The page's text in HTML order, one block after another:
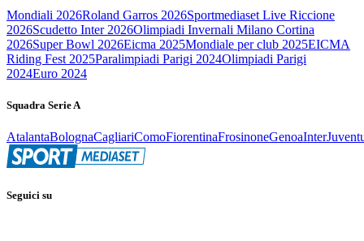
Mondiali 2026Roland Garros 2026Sportmediaset Live Riccione
2026Scudetto Inter 2026Olimpiadi Invernali Milano Cortina
2026Super Bowl 2026Eicma 2025Mondiale per club 2025EICMA
Riding Fest 2025Paralimpiadi Parigi 2024Olimpiadi Parigi
2024Euro 2024
Squadra Serie A
AtalantaBolognaCagliariComoFiorentinaFrosinoneGenoaInter
Seguici su